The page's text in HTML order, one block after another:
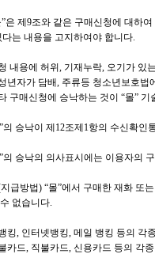
제9조와 같은 구매신청에 대하
다는 내용을 고지하여야 합니다.
내용에 허위, 기재누락, 오기가 있
년자가 담배, 주류등 청소년보호법
구매신청에 승낙하는 것이 “몰”
승낙이 제12조제1항의 수신확인
승낙의 의사표시에는 이용자의
급방법) “몰”에서 구매한 재화 또
없습니다.
킹, 인터넷뱅킹, 메일 뱅킹 등의 각
카드, 직불카드, 신용카드 등의 각종